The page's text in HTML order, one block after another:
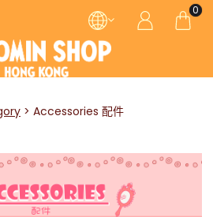
0
Accessories 配件